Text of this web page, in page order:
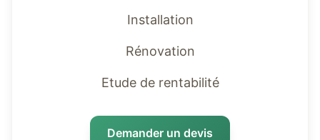
Installation
Rénovation
Etude de rentabilité
Demander un devis